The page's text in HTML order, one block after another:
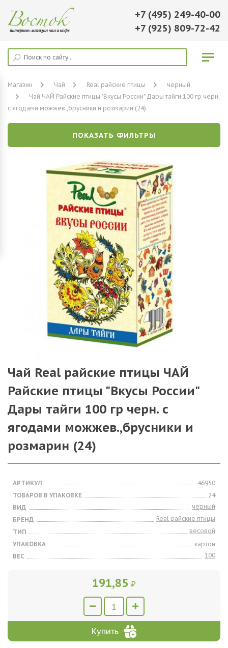
+7 (495) 249-40-00
+7 (925) 809-72-42
Магазин Чай Real райские птицы
черный
Чай ЧАЙ Райские птицы "Вкусы России" Дары тайги 100 гр черн.
с ягодами можжев.,брусники и розмарин (24)
ПОКАЗАТЬ ФИЛЬТРЫ
Чай Real райские птицы ЧАЙ
Райские птицы "Вкусы России"
Дары тайги 100 гр черн. с
ягодами можжев.,брусники и
розмарин (24)
АРТИКУЛ
46950
ТОВАРОВ В УПАКОВКЕ
24
ВИД
черный
БРЕНД
Real райские птицы
ТИП
весовой
УПАКОВКА
картон
ВЕС
100
191,85 ₽
Купить